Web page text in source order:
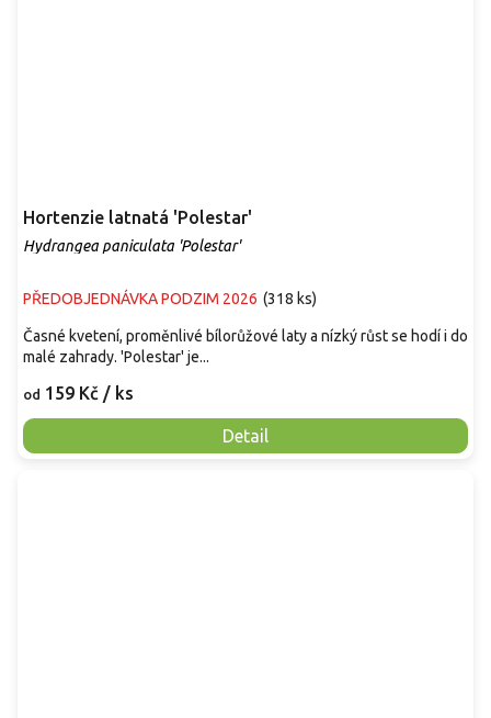
Hortenzie latnatá 'Polestar'
Hydrangea paniculata 'Polestar'
PŘEDOBJEDNÁVKA PODZIM 2026 (318 ks)
od 159 Kč / ks
Detail
Časné kvetení, proměnlivé bílorůžové laty a nízký růst se hodí i do
malé zahrady. 'Polestar' je...